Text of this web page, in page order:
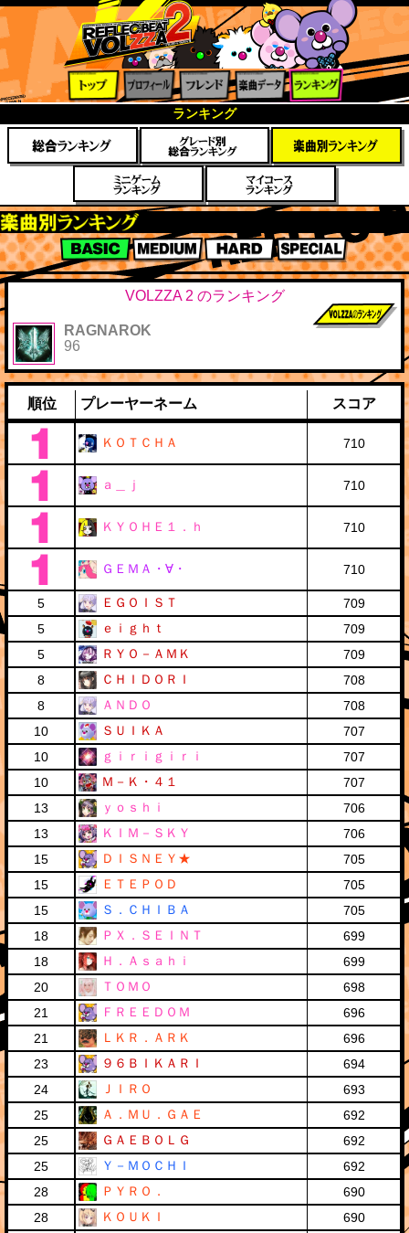
ィール
フレン
ド
楽曲デ
ータ
ング
ランキング
楽曲別スコアランキング
BASIC MEDIUM HARD SPECIAL
VOLZZA 2 のランキング
RAGNAROK
96
順位 プレーヤーネーム スコア
ＫＯＴＣＨＡ 710
ａ＿ｊ 710
ＫＹＯＨＥ１．ｈ 710
ＧＥＭＡ・∀・ 710
5 ＥＧＯＩＳＴ
709
5
ｅｉｇｈｔ
709
5
ＲＹＯ－ＡＭＫ
709
8
ＣＨＩＤＯＲＩ
708
8
ＡＮＤＯ
708
10
ＳＵＩＫＡ
707
10
ｇｉｒｉｇｉｒｉ
707
10
Ｍ－Ｋ・４１
707
13
ｙｏｓｈｉ
706
13
ＫＩＭ－ＳＫＹ
706
15
ＤＩＳＮＥＹ★
705
15
ＥＴＥＰＯＤ
705
15
Ｓ．ＣＨＩＢＡ
705
18
ＰＸ．ＳＥＩＮＴ
699
18
Ｈ．Ａｓａｈｉ
699
20
ＴＯＭＯ
698
21
ＦＲＥＥＤＯＭ
696
21
ＬＫＲ．ＡＲＫ
696
23
９６ＢＩＫＡＲＩ
694
24
ＪＩＲＯ
693
25
Ａ．ＭＵ．ＧＡＥ
692
25
ＧＡＥＢＯＬＧ
692
25
Ｙ－ＭＯＣＨＩ
692
28
ＰＹＲＯ．
690
28
ＫＯＵＫＩ
690